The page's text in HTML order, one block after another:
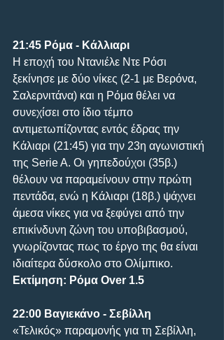
21:45 Ρόμα - Κάλλιαρι
H εποχή του Ντανιέλε Ντε Ρόσι
ξεκίνησε με δύο νίκες (2-1 με Βερόνα,
Σαλερνιτάνα) και η Ρόμα θέλει να
συνεχίσει στο ίδιο τέμπο
αντιμετωπίζοντας εντός έδρας την
Κάλιαρι (21:45) για την 23η αγωνιστική
της Serie A. Οι γηπεδούχοι (35β.)
θέλουν να παραμείνουν στην πρώτη
πεντάδα, ενώ η Κάλιαρι (18β.) ψάχνει
άμεσα νίκες για να ξεφύγει από την
επικίνδυνη ζώνη του υποβιβασμού,
γνωρίζοντας πως το έργο της θα είναι
ιδιαίτερα δύσκολο στο Ολίμπικο.
Εκτίμηση: Ρόμα Over 1.5
22:00 Βαγιεκάνο - Σεβίλλη
«Τελικός» παραμονής για τη Σεβίλλη,